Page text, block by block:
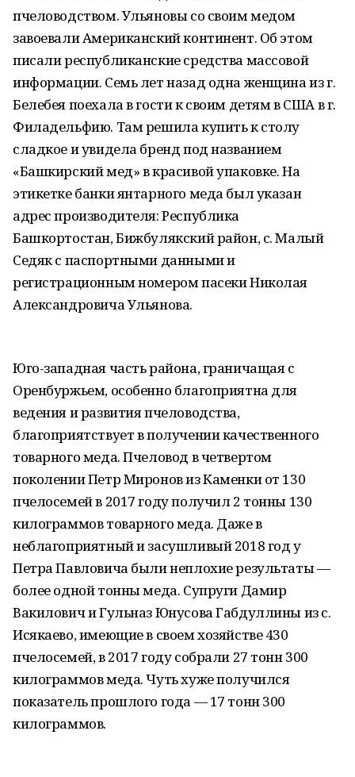
пчеловодством. Ульяновы со своим медом
завоевали Американский континент. Об этом
писали республиканские средства массовой
информации. Семь лет назад одна женщина из г.
Белебея поехала в гости к своим детям в США в г.
Филадельфию. Там решила купить к столу
сладкое и увидела бренд под названием
«Башкирский мед» в красивой упаковке. На
этикетке банки янтарного меда был указан
адрес производителя: Республика
Башкортостан, Бижбулякский район, с. Малый
Седяк с паспортными данными и
регистрационным номером пасеки Николая
Александровича Ульянова.
Юго-западная часть района, граничащая с
Оренбуржьем, особенно благоприятна для
ведения и развития пчеловодства,
благоприятствует в получении качественного
товарного меда. Пчеловод в четвертом
поколении Петр Миронов из Каменки от 130
пчелосемей в 2017 году получил 2 тонны 130
килограммов товарного меда. Даже в
неблагоприятный и засушливый 2018 год у
Петра Павловича были неплохие результаты —
более одной тонны меда. Супруги Дамир
Вакилович и Гульназ Юнусова Габдуллины из с.
Исякаево, имеющие в своем хозяйстве 430
пчелосемей, в 2017 году собрали 27 тонн 300
килограммов меда. Чуть хуже получился
показатель прошлого года — 17 тонн 300
килограммов.